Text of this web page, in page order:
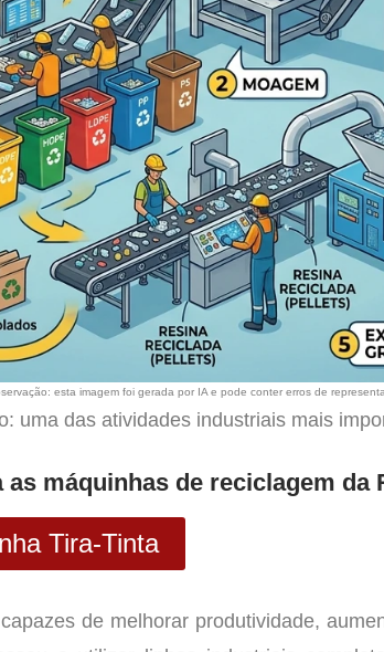
esta imagem foi gerada por IA e pode conter erros de
uma das atividades industriais mais
as máquinhas de reciclagem da
Tira-Tinta
de melhorar produtividade,